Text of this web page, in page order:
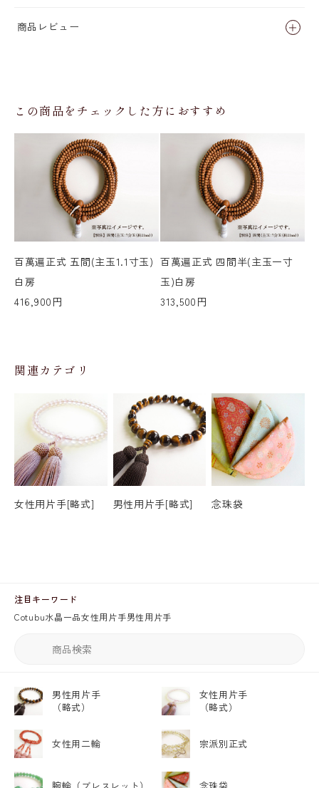
注目キーワード
Cotubu水晶一品女性用片手男性用片手
男性用片手
（略式）
女性用片手
（略式）
女性用二輪 宗派別正式
商品レビュー
この商品をチェックした方におすすめ
百萬遍正式 五間(主玉1.1寸玉)
白房
416,900円
百萬遍正式 四間半(主玉一寸
玉)白房
313,500円
関連カテゴリ
女性用片手[略式] 男性用片手[略式] 念珠袋